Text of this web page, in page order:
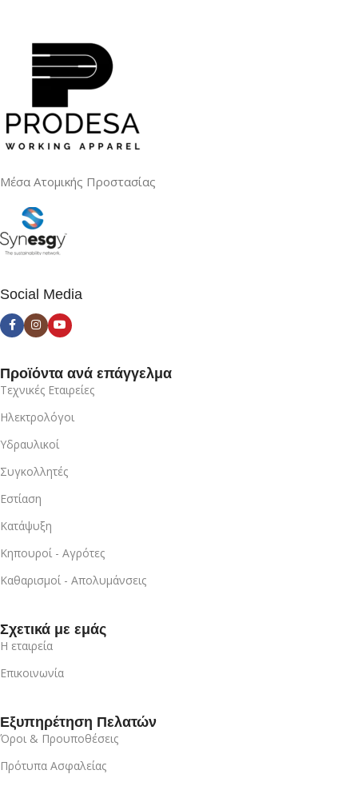
Μέσα Ατομικής Προστασίας
Social Media
Προϊόντα ανά επάγγελμα
Τεχνικές Εταιρείες
Ηλεκτρολόγοι
Υδραυλικοί
Συγκολλητές
Εστίαση
Κατάψυξη
Κηπουροί - Αγρότες
Καθαρισμοί - Απολυμάνσεις
Σχετικά με εμάς
Η εταιρεία
Επικοινωνία
Εξυπηρέτηση Πελατών
Όροι & Προυποθέσεις
Πρότυπα Ασφαλείας